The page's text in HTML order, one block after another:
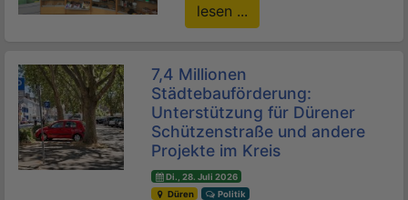
lesen ...
7,4 Millionen
Städtebauförderung:
Unterstützung für Dürener
Schützenstraße und andere
Projekte im Kreis
Di., 28. Juli 2026
Düren
Politik